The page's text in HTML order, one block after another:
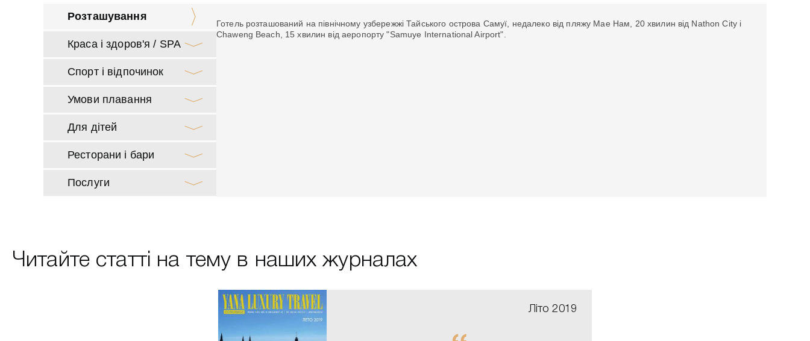
Розташування
Краса і здоров'я / SPA
Спорт і відпочинок
Умови плавання
Для дітей
Ресторани і бари
Послуги
Готель розташований на північному узбережжі Тайського острова Самуї, недалеко від пляжу Мае Нам, 20 хвилин від Nathon City і
Chaweng Beach, 15 хвилин від аеропорту "Samuye International Airport".
Читайте статті на тему в наших журналах
Літо 2019